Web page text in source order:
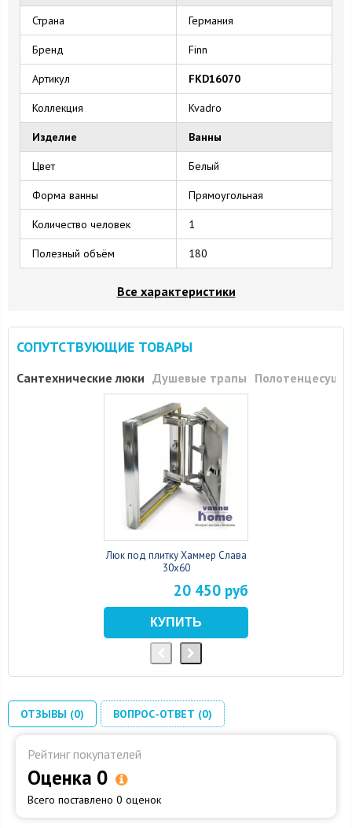
Страна Германия
Бренд Finn
Артикул FKD16070
Коллекция Kvadro
Изделие Ванны
Цвет Белый
Форма ванны Прямоугольная
Количество человек 1
Полезный объём 180
Все характеристики
СОПУТСТВУЮЩИЕ ТОВАРЫ
Сантехнические люки Душевые трапы
Люк под плитку Хаммер Слава
30x60
20 450 руб
ОТЗЫВЫ (0) ВОПРОС-ОТВЕТ (0)
Рейтинг покупателей
Оценка 0
Всего поставлено 0 оценок